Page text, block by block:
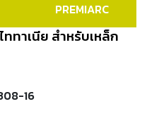
PREMIARC
ทาเนีย สำหรับเหล็ก
16